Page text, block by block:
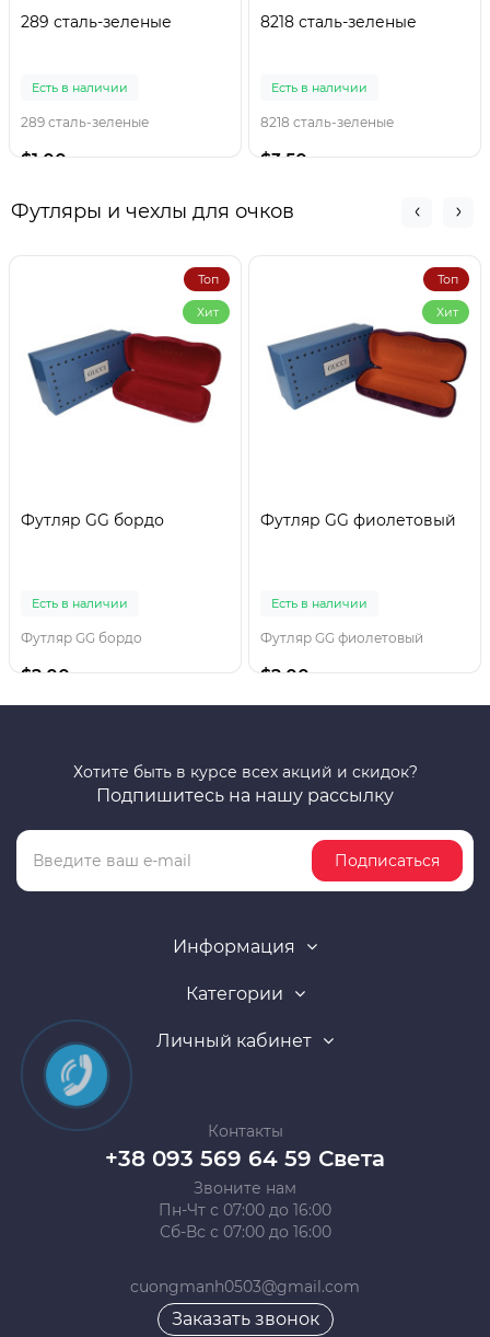
289 сталь-зеленые
Есть в наличии
289 сталь-зеленые
$1.00
8218 сталь-зеленые
Есть в наличии
8218 сталь-зеленые
$3.50
Футляры и чехлы для очков
Топ
Хит
Футляр GG бордо
Есть в наличии
Футляр GG бордо
$2.00
Топ
Хит
Футляр GG фиолетовый
Есть в наличии
Футляр GG фиолетовый
$2.00
Хотите быть в курсе всех акций и скидок?
Подпишитесь на нашу рассылку
Подписаться
Информация
Категории
Личный кабинет
Контакты
+38 093 569 64 59 Света
Звоните нам
Пн-Чт с 07:00 до 16:00
Сб-Вс с 07:00 до 16:00
cuongmanh0503@gmail.com
Заказать звонок